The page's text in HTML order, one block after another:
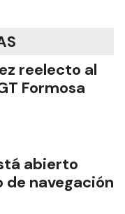
reelecto al
Formosa
abierto
navegación